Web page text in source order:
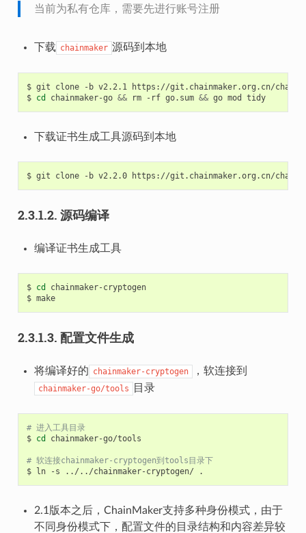
当前为私有仓库，需要先进行账号注册
下载 chainmaker 源码到本地
$ git clone -b v2.2.1
https://git.chainmaker.org.cn/
$ cd chainmaker-go && rm -rf go.sum && go mod tidy
下载证书生成工具源码到本地
$ git clone -b v2.2.0
2.3.1.2. 源码编译
编译证书生成工具
$ cd
chainmaker-cryptogen
$
make
2.3.1.3. 配置文件生成
将编译好的 chainmaker-cryptogen ，软连接到
chainmaker-go/tools 目录
# 进入工具目录
$ cd chainmaker-go/tools
# 软连接chainmaker-cryptogen到tools目录下
$ ln -s ../../chainmaker-cryptogen/
2.1版本之后，ChainMaker支持多种身份模式，由于
不同身份模式下，配置文件的目录结构和内容差异较